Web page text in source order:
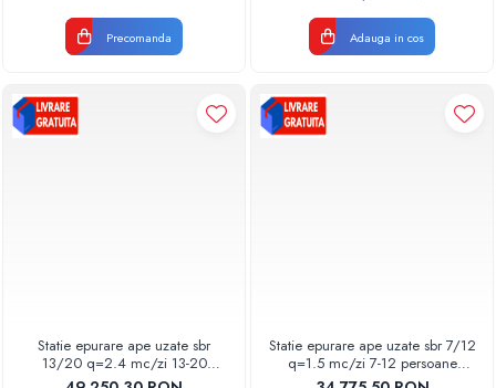
Precomanda Adauga in cos
Statie epurare ape uzate sbr
13/20 q=2.4 mc/zi 13-20
persoane 2x4700l automatizata
Statie epurare ape uzate sbr 7/12
q=1.5 mc/zi 7-12 persoane
4700l automatizata